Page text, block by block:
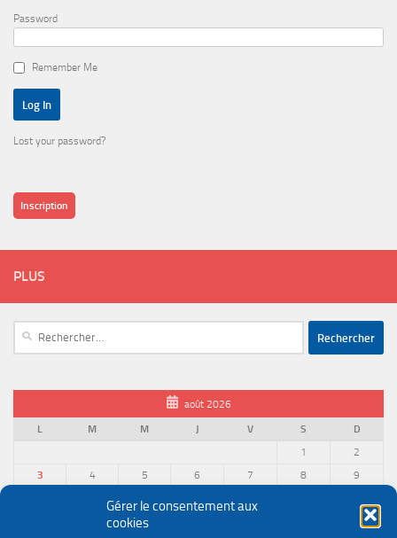
Gérer le consentement aux
cookies
Password
Remember Me
Lost your password?
Inscription
PLUS
août 2026
L
M M J V S
D
1
2
3
4 5 6 7 8
9
12
19 23